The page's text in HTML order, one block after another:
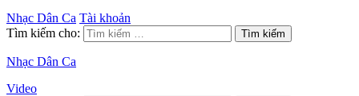
Nhạc Dân Ca Tài khoản
Tìm kiếm cho:
Nhạc Dân Ca
Video